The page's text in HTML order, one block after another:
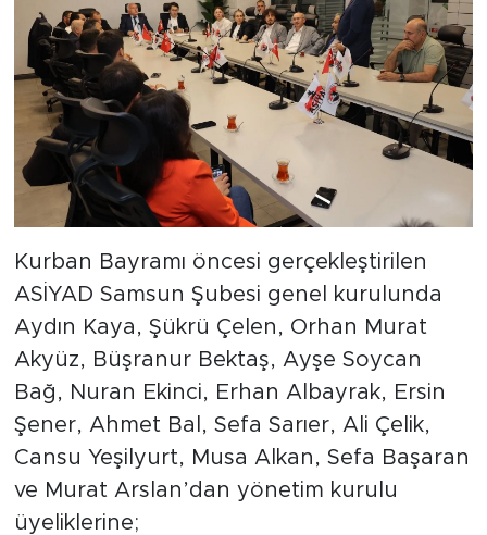
Kurban Bayramı öncesi gerçekleştirilen
ASİYAD Samsun Şubesi genel kurulunda
Aydın Kaya, Şükrü Çelen, Orhan Murat
Akyüz, Büşranur Bektaş, Ayşe Soycan
Bağ, Nuran Ekinci, Erhan Albayrak, Ersin
Şener, Ahmet Bal, Sefa Sarıer, Ali Çelik,
Cansu Yeşilyurt, Musa Alkan, Sefa Başaran
ve Murat Arslan’dan yönetim kurulu
üyeliklerine;